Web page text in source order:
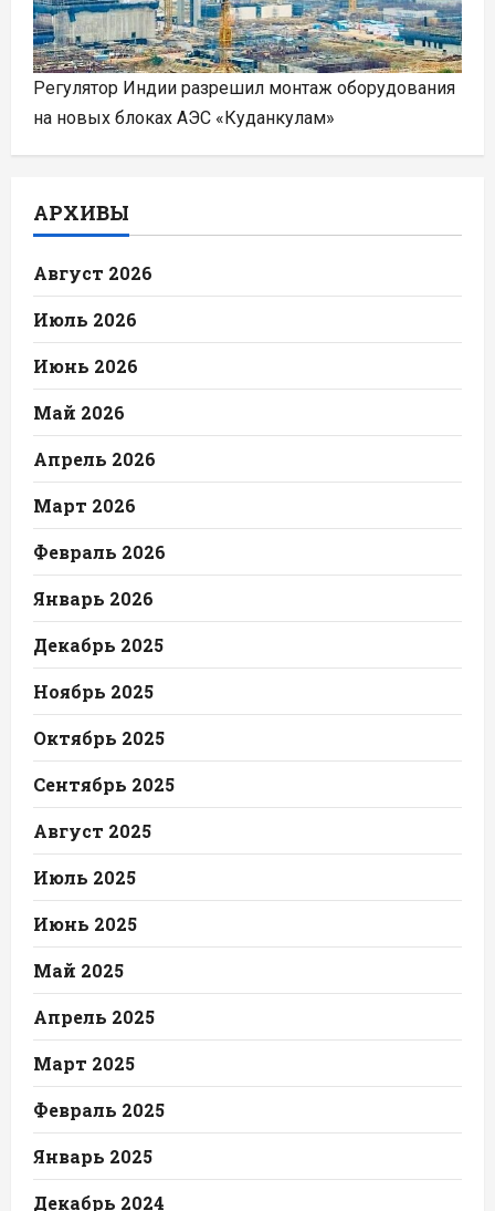
Регулятор Индии разрешил монтаж оборудования
на новых блоках АЭС «Куданкулам»
АРХИВЫ
Август 2026
Июль 2026
Июнь 2026
Май 2026
Апрель 2026
Март 2026
Февраль 2026
Январь 2026
Декабрь 2025
Ноябрь 2025
Октябрь 2025
Сентябрь 2025
Август 2025
Июль 2025
Июнь 2025
Май 2025
Апрель 2025
Март 2025
Февраль 2025
Январь 2025
Декабрь 2024